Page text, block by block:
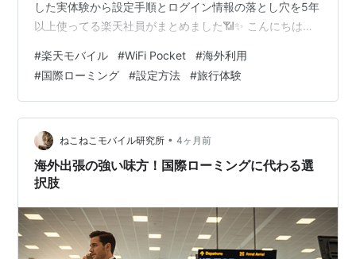
した実体験から設定手順とログイン情報の落とし穴を5年
以上使ってる楽天社員がまとめました📶✨ こんにちは🐰
で通信できる楽天モバイル。 でも実は「Rakuten WiFi
Pocket Platinum」は海外で使うには設定が必要なんです
📶 設定先は192.168.0.1の管理画面。うたまろは韓国でま
さかの失敗💦そして台湾でリベンジ成功しました。 その
リアル…
#楽天モバイル #WiFi Pocket #海外利用
#国際ローミング #設定方法 #旅行体験
ねこねこモバイル研究所 • 4ヶ月前
海外出張の強い味方！国際ローミングに代わる選
択肢